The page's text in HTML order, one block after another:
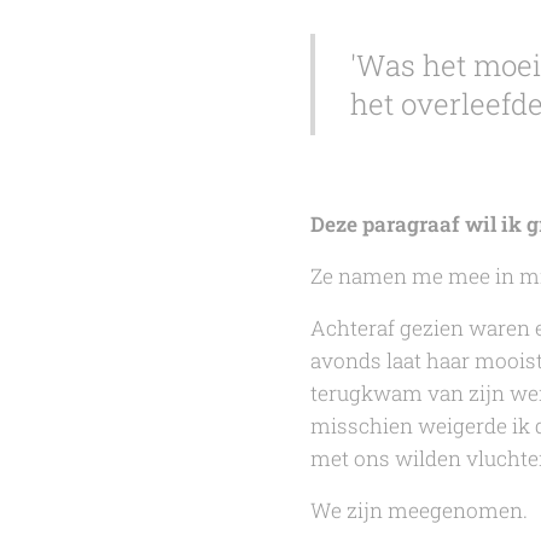
'Was het
het
Deze paragraaf wil ik
Ze namen me mee in
Achteraf gezien waren
avonds laat haar
terugkwam van zijn
misschien weigerde ik
met ons wilden
We zijn meegenomen.